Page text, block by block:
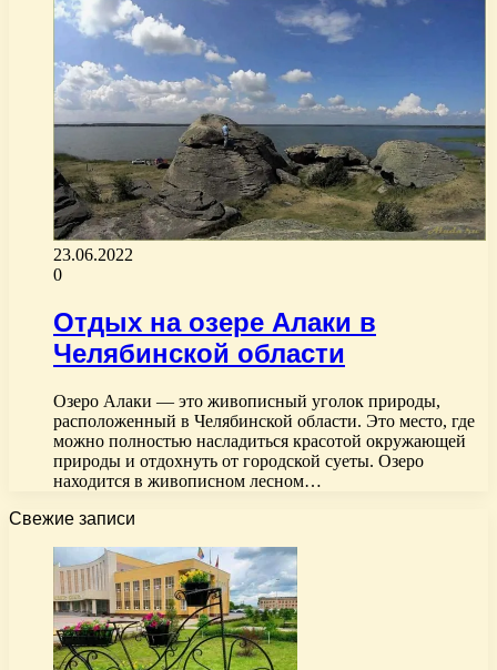
23.06.2022
0
Отдых на озере Алаки в
Челябинской области
Озеро Алаки — это живописный уголок природы,
расположенный в Челябинской области. Это место, где
можно полностью насладиться красотой окружающей
природы и отдохнуть от городской суеты. Озеро
находится в живописном лесном…
Свежие записи